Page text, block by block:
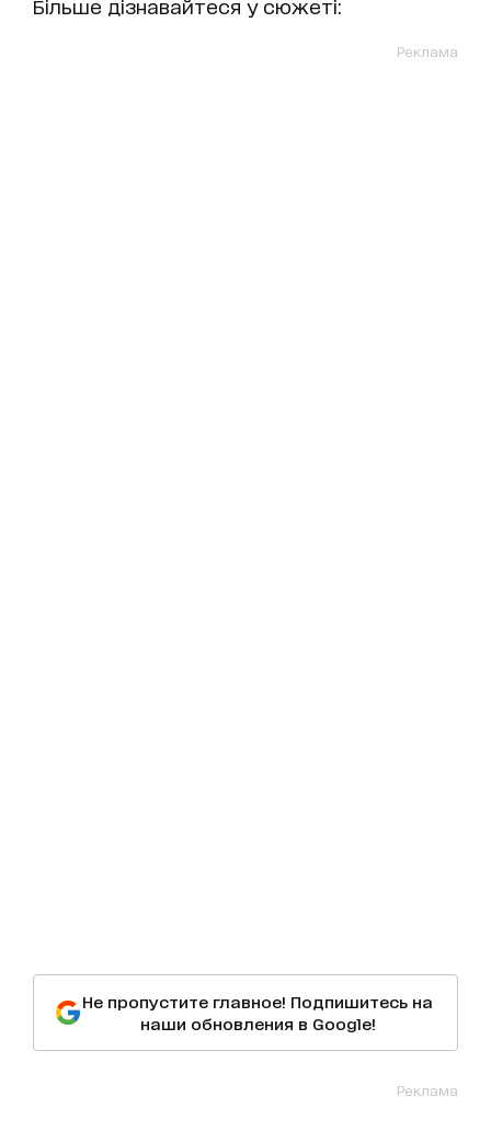
Більше дізнавайтеся у сюжеті:
Реклама
Не пропустите главное! Подпишитесь на
наши обновления в Google!
Реклама